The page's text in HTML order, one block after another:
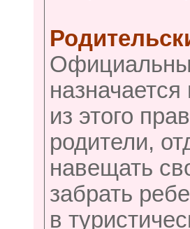
из этого
родители,
навещать
забрать
в